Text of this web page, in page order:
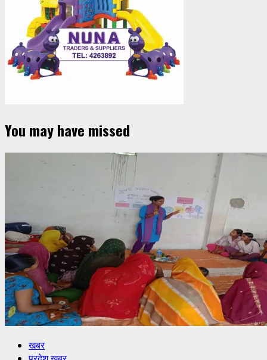
You may have missed
खबर